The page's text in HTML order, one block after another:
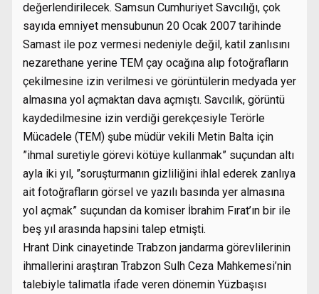
değerlendirilecek. Samsun Cumhuriyet Savcılığı, çok
sayıda emniyet mensubunun 20 Ocak 2007 tarihinde
Samast ile poz vermesi nedeniyle değil, katil zanlısını
nezarethane yerine TEM çay ocağına alıp fotoğrafların
çekilmesine izin verilmesi ve görüntülerin medyada yer
almasına yol açmaktan dava açmıştı. Savcılık, görüntü
kaydedilmesine izin verdiği gerekçesiyle Terörle
Mücadele (TEM) şube müdür vekili Metin Balta için
”ihmal suretiyle görevi kötüye kullanmak” suçundan altı
ayla iki yıl, ”soruşturmanın gizliliğini ihlal ederek zanlıya
ait fotoğrafların görsel ve yazılı basında yer almasına
yol açmak” suçundan da komiser İbrahim Fırat’ın bir ile
beş yıl arasında hapsini talep etmişti.
Hrant Dink cinayetinde Trabzon jandarma görevlilerinin
ihmallerini araştıran Trabzon Sulh Ceza Mahkemesi’nin
talebiyle talimatla ifade veren dönemin Yüzbaşısı